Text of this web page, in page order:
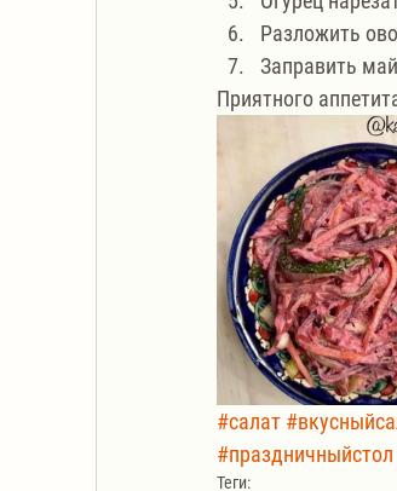
Разложить
Заправить
Приятного
#салат
#праздничныйстол
Теги: